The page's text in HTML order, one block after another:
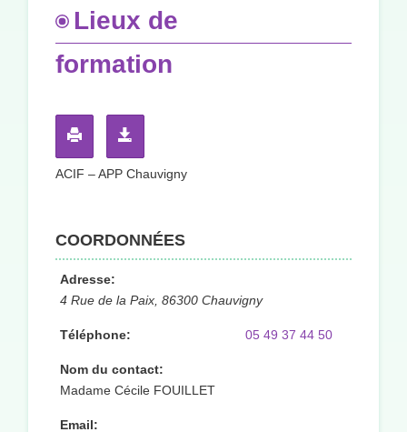
Lieux de
formation
ACIF – APP Chauvigny
COORDONNÉES
Adresse:
4 Rue de la Paix, 86300 Chauvigny
Téléphone: 05 49 37 44 50
Nom du contact:
Madame Cécile FOUILLET
Email: